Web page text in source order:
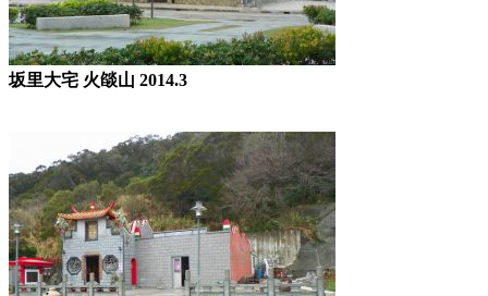
坂里大宅 火燄山 2014.3